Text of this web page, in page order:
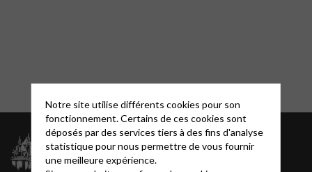
Archives
Notre site utilise différents cookies pour son
fonctionnement. Certains de ces cookies sont
déposés par des services tiers à des fins d'analyse
statistique pour nous permettre de vous fournir
une meilleure expérience.